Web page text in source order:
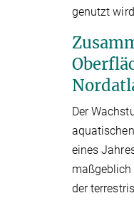
genutzt
Der
eines
der